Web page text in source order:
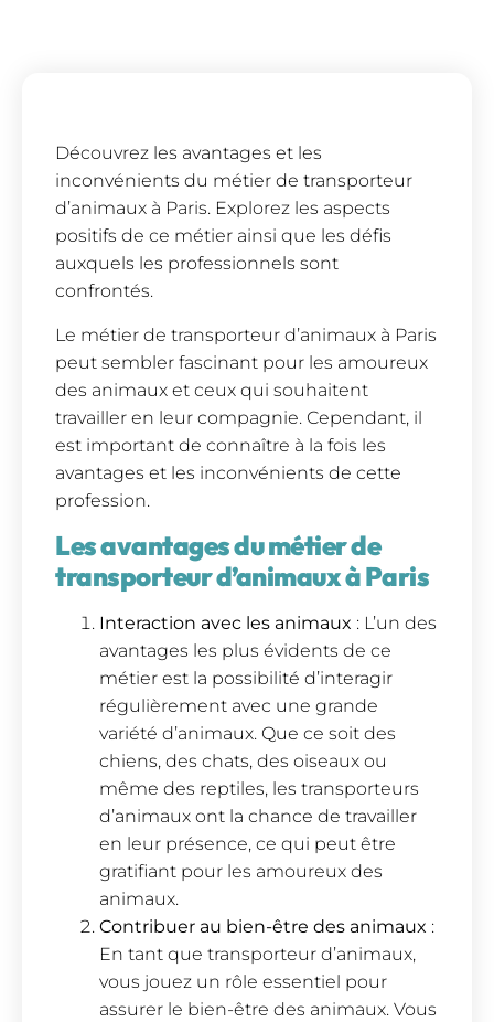
Découvrez les avantages et les
inconvénients du métier de transporteur
d’animaux à Paris. Explorez les aspects
positifs de ce métier ainsi que les défis
auxquels les professionnels sont
confrontés.
Le métier de transporteur d’animaux à Paris
peut sembler fascinant pour les amoureux
des animaux et ceux qui souhaitent
travailler en leur compagnie. Cependant, il
est important de connaître à la fois les
avantages et les inconvénients de cette
profession.
Les avantages du métier de
transporteur d’animaux à Paris
Interaction avec les animaux : L’un des
avantages les plus évidents de ce
métier est la possibilité d’interagir
régulièrement avec une grande
variété d’animaux. Que ce soit des
chiens, des chats, des oiseaux ou
même des reptiles, les transporteurs
d’animaux ont la chance de travailler
en leur présence, ce qui peut être
gratifiant pour les amoureux des
animaux.
Contribuer au bien-être des animaux :
En tant que transporteur d’animaux,
vous jouez un rôle essentiel pour
assurer le bien-être des animaux. Vous